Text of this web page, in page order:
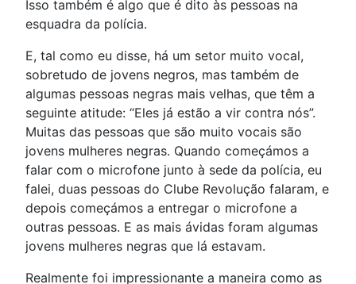
Isso também é algo que é dito às pessoas na
esquadra da polícia.
E, tal como eu disse, há um setor muito vocal,
sobretudo de jovens negros, mas também de
algumas pessoas negras mais velhas, que têm a
seguinte atitude: “Eles já estão a vir contra nós”.
Muitas das pessoas que são muito vocais são
jovens mulheres negras. Quando começámos a
falar com o microfone junto à sede da polícia, eu
falei, duas pessoas do Clube Revolução falaram, e
depois começámos a entregar o microfone a
outras pessoas. E as mais ávidas foram algumas
jovens mulheres negras que lá estavam.
Realmente foi impressionante a maneira como as